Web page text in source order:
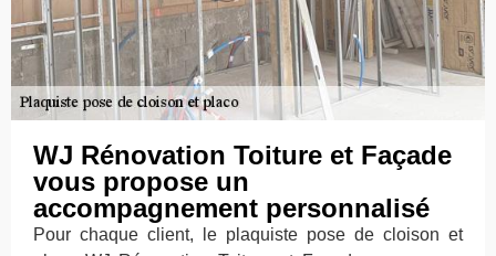
WJ Rénovation Toiture et Façade
vous propose un
accompagnement personnalisé
Pour chaque client, le plaquiste pose de cloison et